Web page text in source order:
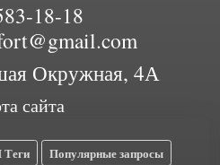
18-18
Окружная, 4А
сайта
Популярные запросы